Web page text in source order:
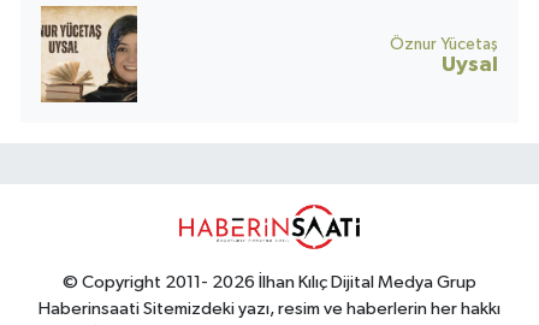
Öznur Yücetaş
Uysal
© Copyright 2011- 2026 İlhan Kılıç Dijital Medya Grup
Haberinsaati Sitemizdeki yazı, resim ve haberlerin her hakkı